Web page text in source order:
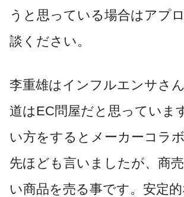
うと思っている場合はアプ
談ください。
李重雄はインフルエンサさ
道はEC問屋だと思っていま
い方をするとメーカーコラボ
先ほども言いましたが、商
い商品を売る事です。安定